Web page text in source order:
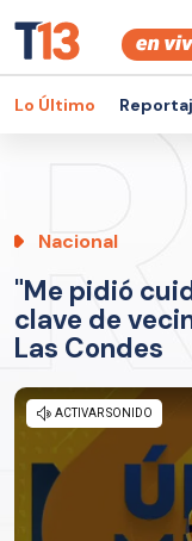
Lo Último
Nacional
"Me pidió
clave de
Las Condes